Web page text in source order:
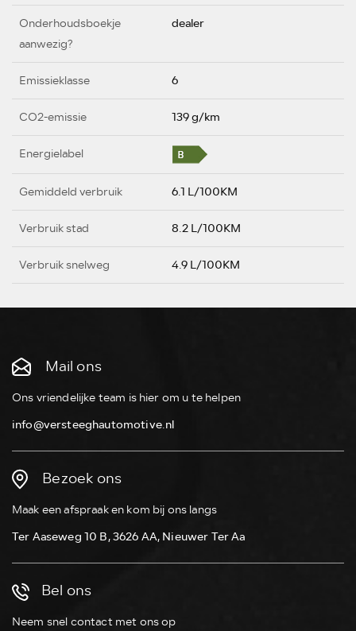
Onderhoudsboekje
aanwezig?
dealer
Emissieklasse 6
CO2-emissie 139 g/km
Energielabel
Gemiddeld verbruik 6.1 L/100KM
Verbruik stad 8.2 L/100KM
Verbruik snelweg 4.9 L/100KM
Mail ons
Ons vriendelijke team is hier om u te helpen
info@versteeghautomotive.nl
Bezoek ons
Maak een afspraak en kom bij ons langs
Ter Aaseweg 10 B, 3626 AA, Nieuwer Ter Aa
Bel ons
Neem snel contact met ons op